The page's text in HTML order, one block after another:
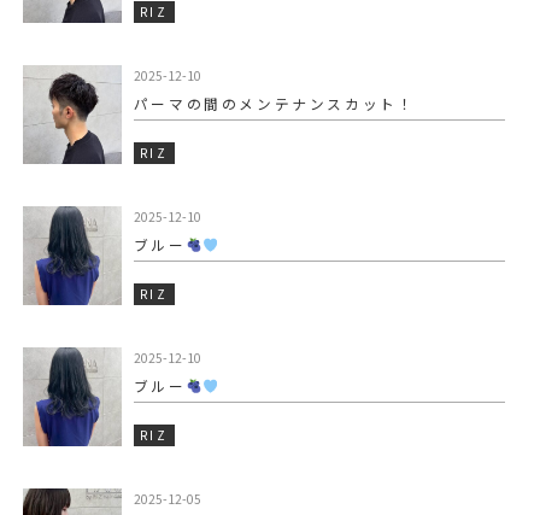
RIZ
2025-12-10
パーマの間のメンテナンスカット！
RIZ
2025-12-10
ブルー
RIZ
2025-12-10
ブルー
RIZ
2025-12-05